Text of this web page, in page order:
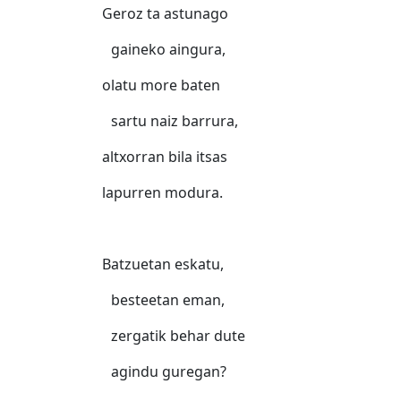
Geroz ta astunago
gaineko aingura,
olatu more baten
sartu naiz barrura,
altxorran bila itsas
lapurren modura.
Batzuetan eskatu,
besteetan eman,
zergatik behar dute
agindu guregan?